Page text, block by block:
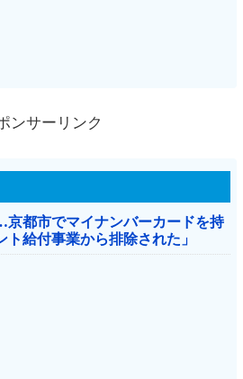
ンサーリンク
都市でマイナンバーカードを持
ト給付事業から排除された」